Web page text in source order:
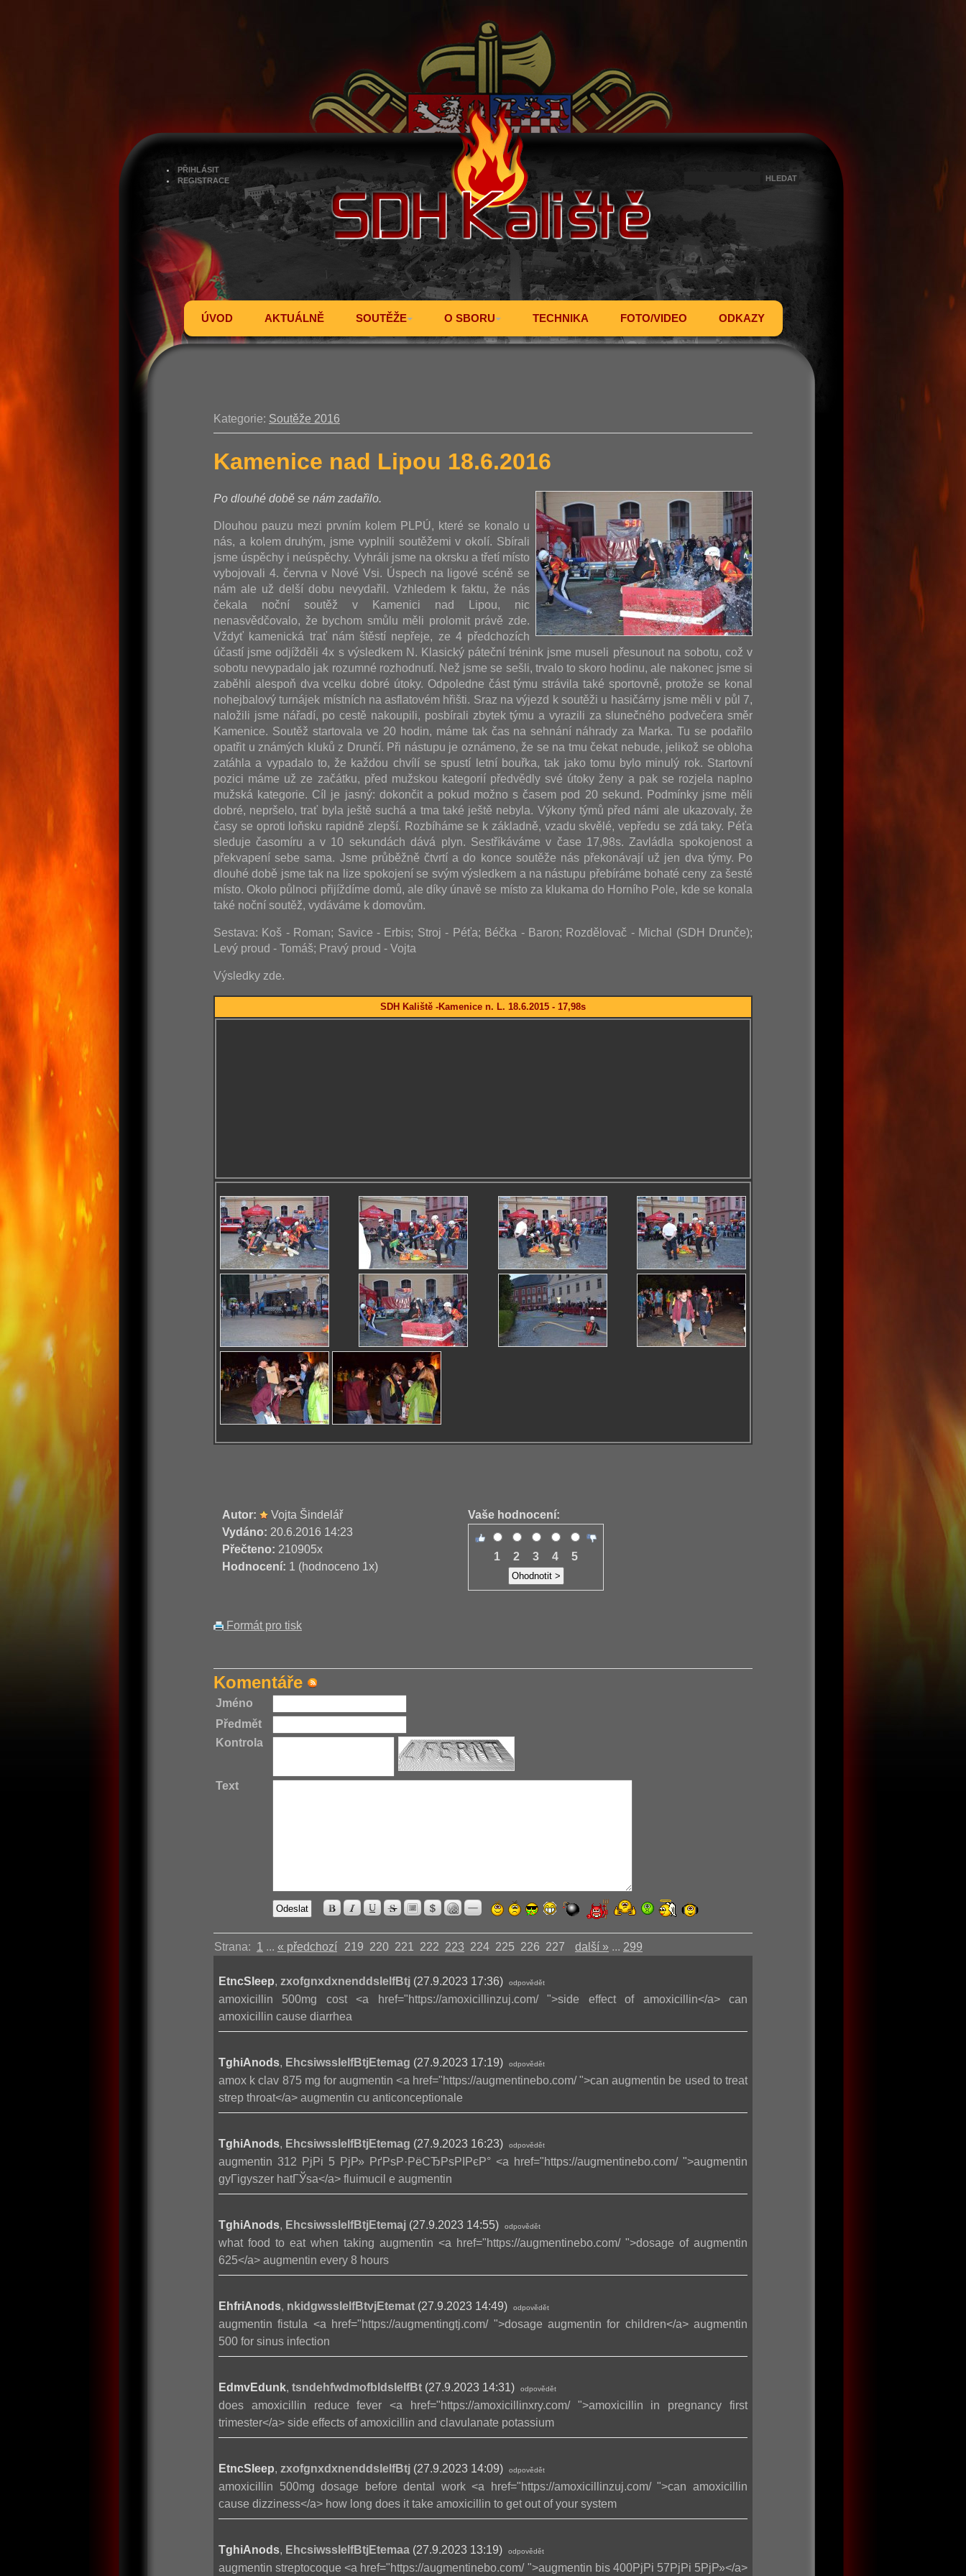
PŘIHLÁSIT
REGISTRACE
ÚVOD AKTUÁLNĚ SOUTĚŽE O SBORU TECHNIKA FOTO/VIDEO ODKAZY
Kategorie: Soutěže 2016
Kamenice nad Lipou 18.6.2016
Po dlouhé době se nám zadařilo.
Dlouhou pauzu mezi prvním kolem PLPÚ, které se konalo u
nás, a kolem druhým, jsme vyplnili soutěžemi v okolí. Sbírali
jsme úspěchy i neúspěchy. Vyhráli jsme na okrsku a třetí místo
vybojovali 4. června v Nové Vsi. Úspech na ligové scéně se
nám ale už delší dobu nevydařil. Vzhledem k faktu, že nás
čekala noční soutěž v Kamenici nad Lipou, nic
nenasvědčovalo, že bychom smůlu měli prolomit právě zde.
Vždyť kamenická trať nám štěstí nepřeje, ze 4 předchozích
účastí jsme odjížděli 4x s výsledkem N. Klasický páteční trénink jsme museli přesunout na sobotu, což v
sobotu nevypadalo jak rozumné rozhodnutí. Než jsme se sešli, trvalo to skoro hodinu, ale nakonec jsme si
zaběhli alespoň dva vcelku dobré útoky. Odpoledne část týmu strávila také sportovně, protože se konal
nohejbalový turnájek místních na asflatovém hřišti. Sraz na výjezd k soutěži u hasičárny jsme měli v půl 7,
naložili jsme nářadí, po cestě nakoupili, posbírali zbytek týmu a vyrazili za slunečného podvečera směr
Kamenice. Soutěž startovala ve 20 hodin, máme tak čas na sehnání náhrady za Marka. Tu se podařilo
opatřit u známých kluků z Drunčí. Při nástupu je oznámeno, že se na tmu čekat nebude, jelikož se obloha
zatáhla a vypadalo to, že každou chvílí se spustí letní bouřka, tak jako tomu bylo minulý rok. Startovní
pozici máme už ze začátku, před mužskou kategorií předvědly své útoky ženy a pak se rozjela naplno
mužská kategorie. Cíl je jasný: dokončit a pokud možno s časem pod 20 sekund. Podmínky jsme měli
dobré, nepršelo, trať byla ještě suchá a tma také ještě nebyla. Výkony týmů před námi ale ukazovaly, že
časy se oproti loňsku rapidně zlepší. Rozbíháme se k základně, vzadu skvělé, vepředu se zdá taky. Péťa
sleduje časomíru a v 10 sekundách dává plyn. Sestříkáváme v čase 17,98s. Zavládla spokojenost a
překvapení sebe sama. Jsme průběžně čtvrtí a do konce soutěže nás překonávají už jen dva týmy. Po
dlouhé době jsme tak na lize spokojení se svým výsledkem a na nástupu přebíráme bohaté ceny za šesté
místo. Okolo půlnoci přijíždíme domů, ale díky únavě se místo za klukama do Horního Pole, kde se konala
také noční soutěž, vydáváme k domovům.
Sestava: Koš - Roman; Savice - Erbis; Stroj - Péťa; Béčka - Baron; Rozdělovač - Michal (SDH Drunče);
Levý proud - Tomáš; Pravý proud - Vojta
Výsledky zde.
SDH Kaliště -Kamenice n. L. 18.6.2015 - 17,98s
Autor:
Vojta Šindelář
Vydáno: 20.6.2016 14:23
Přečteno: 210905x
Hodnocení: 1 (hodnoceno 1x)
Vaše hodnocení:
1 2 3 4 5
Formát pro tisk
Komentáře
Jméno
Předmět
Kontrola
Text
Strana: 1 ... « předchozí 219 220 221 222 223 224 225 226 227 další » ... 299
EtncSleep, zxofgnxdxnenddslelfBtj (27.9.2023 17:36) odpovědět
amoxicillin 500mg cost <a href="https://amoxicillinzuj.com/ ">side effect of amoxicillin</a> can
amoxicillin cause diarrhea
TghiAnods, EhcsiwsslelfBtjEtemag (27.9.2023 17:19) odpovědět
amox k clav 875 mg for augmentin <a href="https://augmentinebo.com/ ">can augmentin be used to treat
strep throat</a> augmentin cu anticonceptionale
TghiAnods, EhcsiwsslelfBtjEtemag (27.9.2023 16:23) odpovědět
augmentin 312 РјРі 5 РјР» РґРѕР·РёСЂРѕРІРєР° <a href="https://augmentinebo.com/ ">augmentin
gyГіgyszer hatГЎsa</a> fluimucil e augmentin
TghiAnods, EhcsiwsslelfBtjEtemaj (27.9.2023 14:55) odpovědět
what food to eat when taking augmentin <a href="https://augmentinebo.com/ ">dosage of augmentin
625</a> augmentin every 8 hours
EhfriAnods, nkidgwsslelfBtvjEtemat (27.9.2023 14:49) odpovědět
augmentin fistula <a href="https://augmentingtj.com/ ">dosage augmentin for children</a> augmentin
500 for sinus infection
EdmvEdunk, tsndehfwdmofbldslelfBt (27.9.2023 14:31) odpovědět
does amoxicillin reduce fever <a href="https://amoxicillinxry.com/ ">amoxicillin in pregnancy first
trimester</a> side effects of amoxicillin and clavulanate potassium
EtncSleep, zxofgnxdxnenddslelfBtj (27.9.2023 14:09) odpovědět
amoxicillin 500mg dosage before dental work <a href="https://amoxicillinzuj.com/ ">can amoxicillin
cause dizziness</a> how long does it take amoxicillin to get out of your system
TghiAnods, EhcsiwsslelfBtjEtemaa (27.9.2023 13:19) odpovědět
augmentin streptocoque <a href="https://augmentinebo.com/ ">augmentin bis 400РјРі 57РјРі 5РјР»</a>